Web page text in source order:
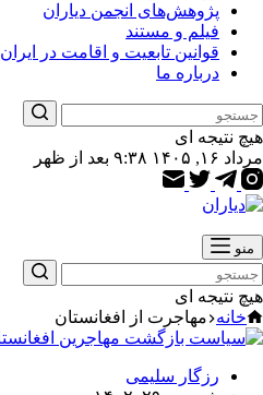
پژوهش‌های انجمن دیاران
فیلم و مستند
قوانین تابعیت و اقامت در ایران
درباره ما
هیچ نتیجه ای
مرداد ۱۶, ۱۴۰۵ ۹:۳۸ بعد از ظهر
منو
هیچ نتیجه ای
خانه مهاجرت از افغانستان
رزگار سلیمی